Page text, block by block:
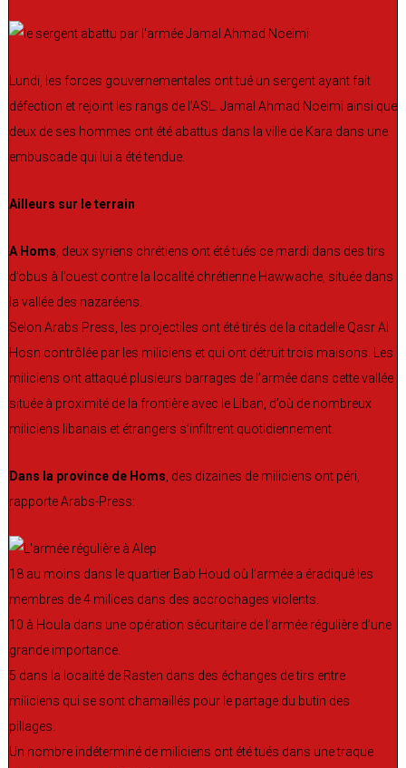
Lundi, les forces gouvernementales ont tué un sergent ayant fait
défection et rejoint les rangs de l’ASL. Jamal Ahmad Noeimi ainsi que
deux de ses hommes ont été abattus dans la ville de Kara dans une
embuscade qui lui a été tendue.
Ailleurs sur le terrain
A Homs , deux syriens chrétiens ont été tués ce mardi dans des tirs
d’obus à l’ouest contre la localité chrétienne Hawwache, située dans
la vallée des nazaréens.
Selon Arabs Press, les projectiles ont été tirés de la citadelle Qasr Al
Hosn contrôlée par les miliciens et qui ont détruit trois maisons. Les
miliciens ont attaqué plusieurs barrages de l’armée dans cette vallée
située à proximité de la frontière avec le Liban, d’où de nombreux
miliciens libanais et étrangers s’infiltrent quotidiennement.
Dans la province de Homs , des dizaines de miliciens ont péri,
rapporte Arabs-Press:
18 au moins dans le quartier Bab Houd où l’armée a éradiqué les
membres de 4 milices dans des accrochages violents.
10 à Houla dans une opération sécuritaire de l’armée régulière d’une
grande importance.
5 dans la localité de Rasten dans des échanges de tirs entre
miliciens qui se sont chamaillés pour le partage du butin des
pillages.
Un nombre indéterminé de miliciens ont été tués dans une traque